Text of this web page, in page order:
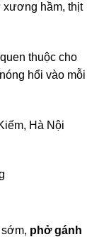
hầm, thịt
thuộc cho
hổi vào mỗi
Hà Nội
phở gánh